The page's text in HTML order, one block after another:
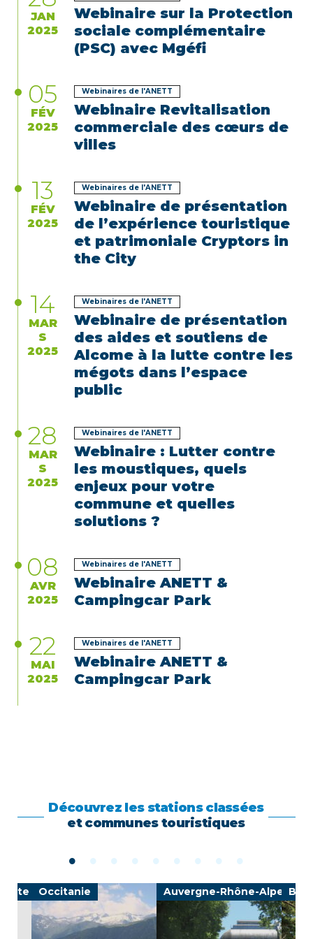
JAN
2025
Webinaire sur la Protection
sociale complémentaire
(PSC) avec Mgéfi
05
FÉV
2025
Webinaires de l'ANETT
Webinaire Revitalisation
commerciale des cœurs de
villes
13
FÉV
2025
Webinaires de l'ANETT
Webinaire de présentation
de l’expérience touristique
et patrimoniale Cryptors in
the City
14
MAR
S
2025
Webinaires de l'ANETT
Webinaire de présentation
des aides et soutiens de
Alcome à la lutte contre les
mégots dans l’espace
public
28
MAR
S
2025
Webinaires de l'ANETT
Webinaire : Lutter contre
les moustiques, quels
enjeux pour votre
commune et quelles
solutions ?
08
AVR
2025
Webinaires de l'ANETT
Webinaire ANETT &
Campingcar Park
22
MAI
2025
Webinaires de l'ANETT
Webinaire ANETT &
Campingcar Park
Découvrez les stations classées
et communes touristiques
d'Azur
Occitanie Auvergne-Rhône-Alpes